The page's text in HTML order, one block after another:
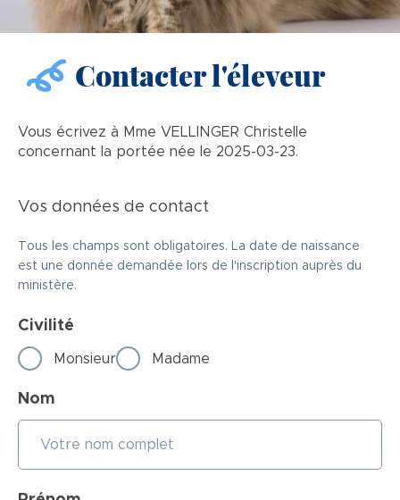
Contacter l'éleveur
Vous écrivez à Mme VELLINGER Christelle
concernant la portée née le 2025-03-23.
Vos données de contact
Tous les champs sont obligatoires. La date de naissance
est une donnée demandée lors de l'inscription auprès du
ministère.
Civilité
Monsieur Madame
Nom